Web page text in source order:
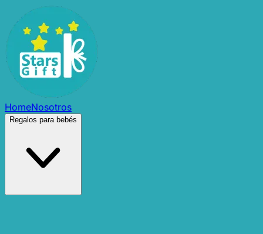
HomeNosotros
Regalos para bebés